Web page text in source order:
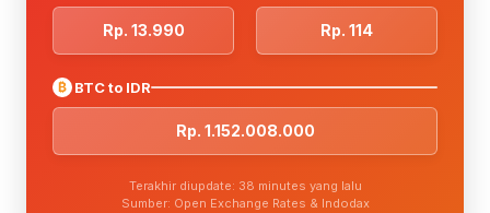
Rp. 13.990 Rp. 114
₿ BTC to IDR
Rp. 1.152.008.000
Terakhir diupdate: 38 minutes yang lalu
Sumber: Open Exchange Rates & Indodax